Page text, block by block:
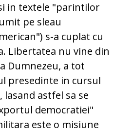
in textele "parintilor
pe sleau
s-a cuplat cu
Libertatea nu vine din
Dumnezeu, a tot
presedinte in cursul
lasand astfel sa se
democratiei"
este o misiune